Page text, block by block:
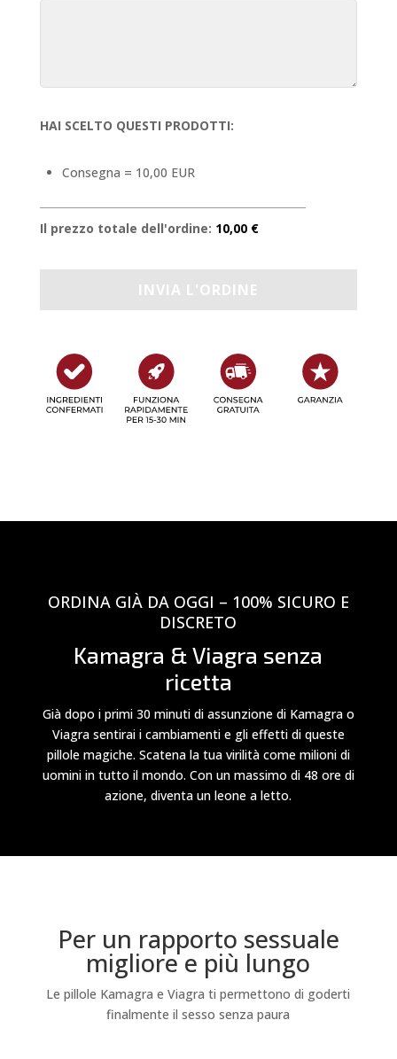
HAI SCELTO QUESTI PRODOTTI:
Consegna = 10,00 EUR
Il prezzo totale dell'ordine: 10,00 €
ORDINA GIÀ DA OGGI – 100% SICURO E
DISCRETO
Kamagra & Viagra senza
ricetta
Già dopo i primi 30 minuti di assunzione di Kamagra o
Viagra sentirai i cambiamenti e gli effetti di queste
pillole magiche. Scatena la tua virilità come milioni di
uomini in tutto il mondo. Con un massimo di 48 ore di
azione, diventa un leone a letto.
Per un rapporto sessuale
migliore e più lungo
Le pillole Kamagra e Viagra ti permettono di goderti
finalmente il sesso senza paura